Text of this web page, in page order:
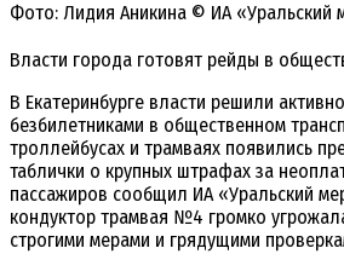
Фото: Лидия Аникина © ИА «Уральский
Власти города готовят рейды в
В Екатеринбурге власти решили
безбилетниками в общественном
троллейбусах и трамваях появились
таблички о крупных штрафах за
пассажиров сообщил ИА «Уральский
кондуктор трамвая №4 громко
строгими мерами и грядущими